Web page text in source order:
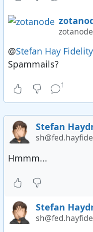
@Stefan Hay Fidelity
Spammails?
1
Stefan
Hmmm...
Stefan